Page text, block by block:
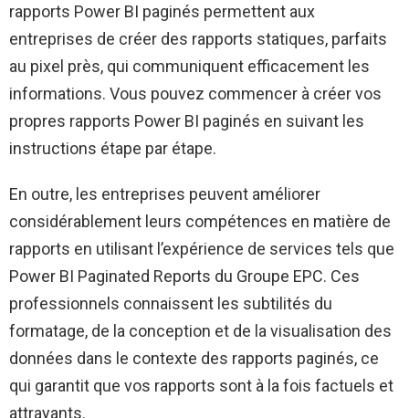
rapports Power BI paginés permettent aux
entreprises de créer des rapports statiques, parfaits
au pixel près, qui communiquent efficacement les
informations. Vous pouvez commencer à créer vos
propres rapports Power BI paginés en suivant les
instructions étape par étape.
En outre, les entreprises peuvent améliorer
considérablement leurs compétences en matière de
rapports en utilisant l’expérience de services tels que
Power BI Paginated Reports du Groupe EPC. Ces
professionnels connaissent les subtilités du
formatage, de la conception et de la visualisation des
données dans le contexte des rapports paginés, ce
qui garantit que vos rapports sont à la fois factuels et
attrayants.